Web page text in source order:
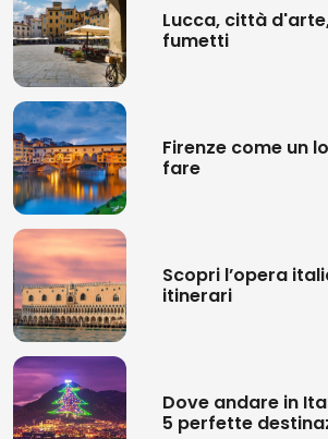
Lucca, città
fumetti
Firenze come un
fare
Scopri l’opera
itinerari
Dove andare in
5 perfette